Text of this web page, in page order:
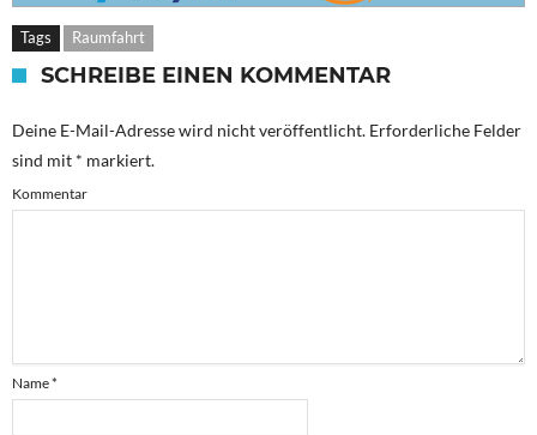
Tags Raumfahrt
SCHREIBE EINEN KOMMENTAR
Deine E-Mail-Adresse wird nicht veröffentlicht. Erforderliche Felder
sind mit * markiert.
Kommentar
Name*